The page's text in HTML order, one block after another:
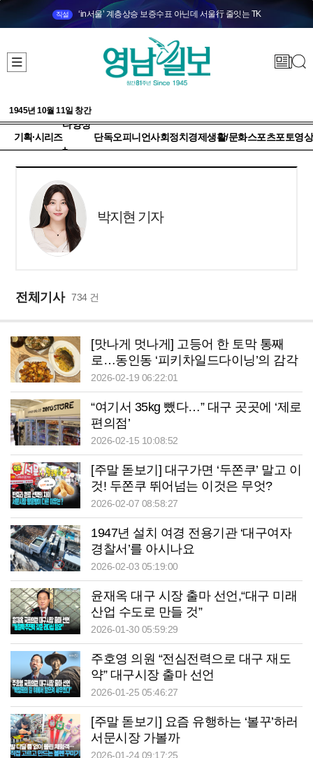
직설 ‘in서울’ 계층상승 보증수표 아닌데 서울行 줄잇는 TK
1945년 10월 11일 창간
기획·시리즈
다양성
+
단독오피니언사회정치 경제생활/문화스포츠포토영상
박지현 기자
전체기사 734 건
[맛나게 멋나게] 고등어 한 토막 통째
로…동인동 ‘피키차일드다이닝’의 감각
적인 한 접시
2026-02-19 06:22:01
“여기서 35kg 뺐다…” 대구 곳곳에 ‘제로
편의점’
2026-02-15 10:08:52
[주말 돋보기] 대구가면 ‘두쫀쿠’ 말고 이
것! 두쫀쿠 뛰어넘는 이것은 무엇?
2026-02-07 08:58:27
1947년 설치 여경 전용기관 ‘대구여자
경찰서’를 아시나요
2026-02-03 05:19:00
윤재옥 대구 시장 출마 선언,“대구 미래
산업 수도로 만들 것”
2026-01-30 05:59:29
주호영 의원 “전심전력으로 대구 재도
약” 대구시장 출마 선언
2026-01-25 05:46:27
[주말 돋보기] 요즘 유행하는 ‘볼꾸’하러
서문시장 가볼까
2026-01-24 09:17:25